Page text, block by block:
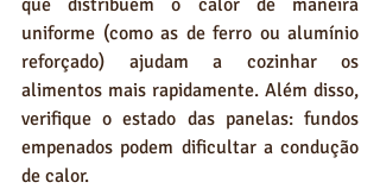
que distribuem o calor de maneira
uniforme (como as de ferro ou alumínio
reforçado) ajudam a cozinhar os
alimentos mais rapidamente. Além disso,
verifique o estado das panelas: fundos
empenados podem dificultar a condução
de calor.